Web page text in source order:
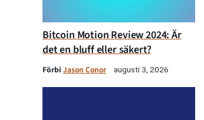
Bitcoin Motion Review 2024: Är
det en bluff eller säkert?
Förbi Jason Conor augusti 3, 2026